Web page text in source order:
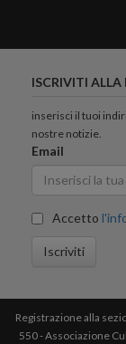
ISCRIVITI ALLA
inserisci il tuoi
nostre notizie.
Email
Accetto
Iscriviti
Registrazione alla
550 - Associazione